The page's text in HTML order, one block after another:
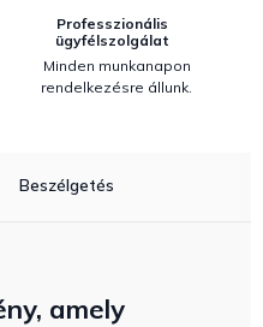
Professzionális
ügyfélszolgálat
Minden munkanapon
rendelkezésre állunk.
Beszélgetés
amely